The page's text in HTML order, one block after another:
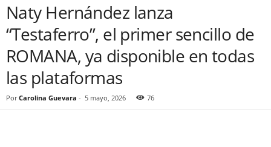
Naty Hernández lanza
“Testaferro”, el primer sencillo de
ROMANA, ya disponible en todas
las plataformas
Por Carolina Guevara - 5 mayo, 2026 76